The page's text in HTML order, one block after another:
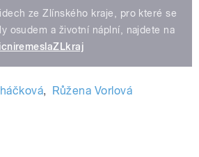
ze Zlínského kraje, pro které se
osudem a životní náplní, najdete na
, Růžena Vorlová